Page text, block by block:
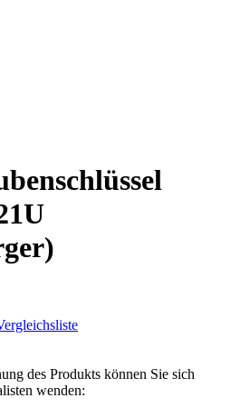
des Produkts können Sie sich
wenden: